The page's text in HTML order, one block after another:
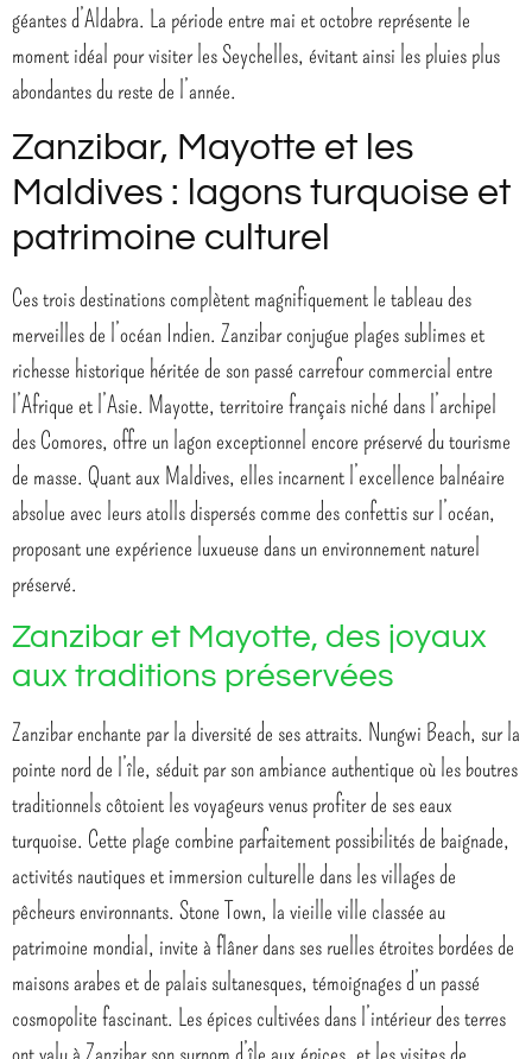
géantes d’Aldabra. La période entre mai et octobre représente le
moment idéal pour visiter les Seychelles, évitant ainsi les pluies plus
abondantes du reste de l’année.
Zanzibar, Mayotte et les
Maldives : lagons turquoise et
patrimoine culturel
Ces trois destinations complètent magnifiquement le tableau des
merveilles de l’océan Indien. Zanzibar conjugue plages sublimes et
richesse historique héritée de son passé carrefour commercial entre
l’Afrique et l’Asie. Mayotte, territoire français niché dans l’archipel
des Comores, offre un lagon exceptionnel encore préservé du tourisme
de masse. Quant aux Maldives, elles incarnent l’excellence balnéaire
absolue avec leurs atolls dispersés comme des confettis sur l’océan,
proposant une expérience luxueuse dans un environnement naturel
préservé.
Zanzibar et Mayotte, des joyaux
aux traditions préservées
Zanzibar enchante par la diversité de ses attraits. Nungwi Beach, sur la
pointe nord de l’île, séduit par son ambiance authentique où les boutres
traditionnels côtoient les voyageurs venus profiter de ses eaux
turquoise. Cette plage combine parfaitement possibilités de baignade,
activités nautiques et immersion culturelle dans les villages de
pêcheurs environnants. Stone Town, la vieille ville classée au
patrimoine mondial, invite à flâner dans ses ruelles étroites bordées de
maisons arabes et de palais sultanesques, témoignages d’un passé
cosmopolite fascinant. Les épices cultivées dans l’intérieur des terres